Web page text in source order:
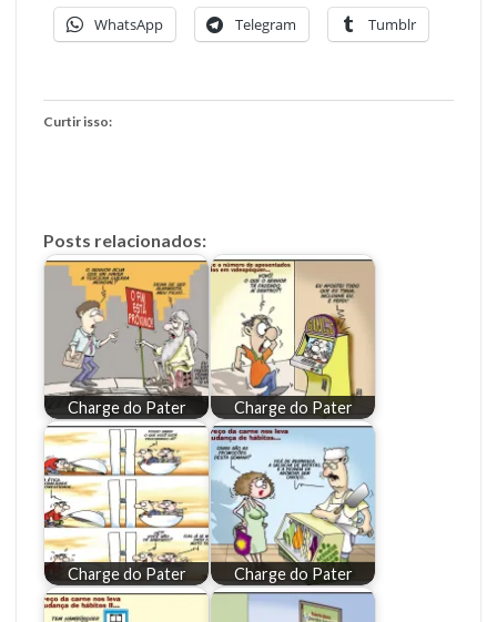
WhatsApp Telegram Tumblr
Curtir isso:
Posts relacionados:
Charge do Pater Charge do Pater
Charge do Pater Charge do Pater